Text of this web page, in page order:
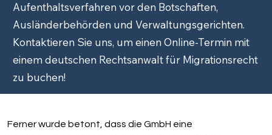
Aufenthaltsverfahren vor den Botschaften,
Ausländerbehörden und Verwaltungsgerichten.
Kontaktieren Sie uns, um einen Online-Termin mit
einem deutschen Rechtsanwalt für Migrationsrecht
zu buchen!
Ferner wurde betont, dass die GmbH eine